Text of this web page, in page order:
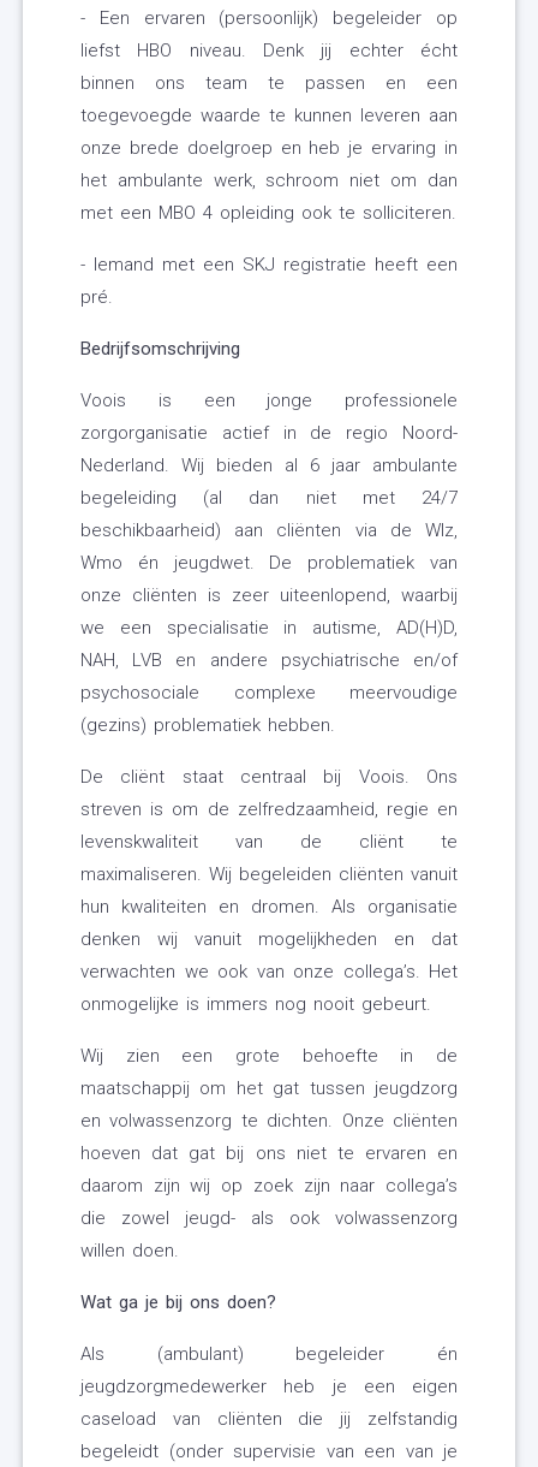
- Een ervaren (persoonlijk) begeleider op
liefst HBO niveau. Denk jij echter écht
binnen ons team te passen en een
toegevoegde waarde te kunnen leveren aan
onze brede doelgroep en heb je ervaring in
het ambulante werk, schroom niet om dan
met een MBO 4 opleiding ook te solliciteren.
- Iemand met een SKJ registratie heeft een
pré.
Bedrijfsomschrijving
Voois is een jonge professionele
zorgorganisatie actief in de regio Noord-
Nederland. Wij bieden al 6 jaar ambulante
begeleiding (al dan niet met 24/7
beschikbaarheid) aan cliënten via de Wlz,
Wmo én jeugdwet. De problematiek van
onze cliënten is zeer uiteenlopend, waarbij
we een specialisatie in autisme, AD(H)D,
NAH, LVB en andere psychiatrische en/of
psychosociale complexe meervoudige
(gezins) problematiek hebben.
De cliënt staat centraal bij Voois. Ons
streven is om de zelfredzaamheid, regie en
levenskwaliteit van de cliënt te
maximaliseren. Wij begeleiden cliënten vanuit
hun kwaliteiten en dromen. Als organisatie
denken wij vanuit mogelijkheden en dat
verwachten we ook van onze collega’s. Het
onmogelijke is immers nog nooit gebeurt.
Wij zien een grote behoefte in de
maatschappij om het gat tussen jeugdzorg
en volwassenzorg te dichten. Onze cliënten
hoeven dat gat bij ons niet te ervaren en
daarom zijn wij op zoek zijn naar collega’s
die zowel jeugd- als ook volwassenzorg
willen doen.
Wat ga je bij ons doen?
Als (ambulant) begeleider én
jeugdzorgmedewerker heb je een eigen
caseload van cliënten die jij zelfstandig
begeleidt (onder supervisie van een van je